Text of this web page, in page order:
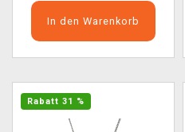
In den Warenkorb
Rabatt 31 %